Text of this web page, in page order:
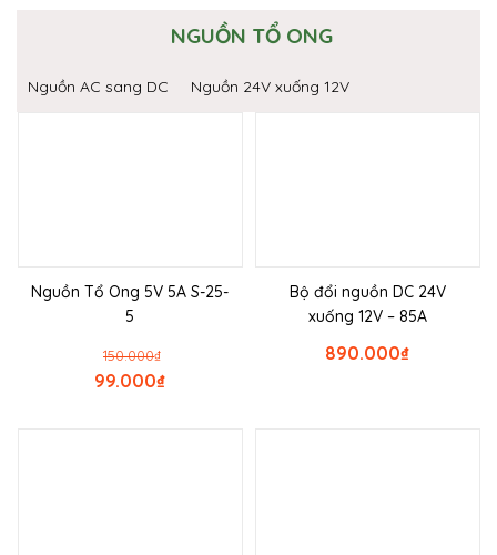
NGUỒN TỔ ONG
Nguồn AC sang DC Nguồn 24V xuống 12V
Nguồn Tổ Ong 5V 5A S-25-
5
₫
150.000
₫
99.000
Bộ đổi nguồn DC 24V
xuống 12V – 85A
₫
890.000